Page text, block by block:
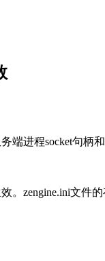
进程socket句柄
。zengine.ini文件